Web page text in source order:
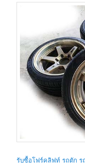
รับซื้อโฟร์คลิฟท์ รถตัก ร